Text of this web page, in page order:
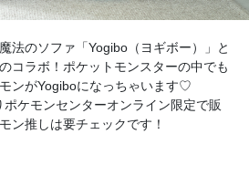
法のソファ「Yogibo（ヨギボー）」と
コラボ！ポケットモンスターの中でも
ンがYogiboになっちゃいます♡
ケモンセンターオンライン限定で販
ン推しは要チェックです！